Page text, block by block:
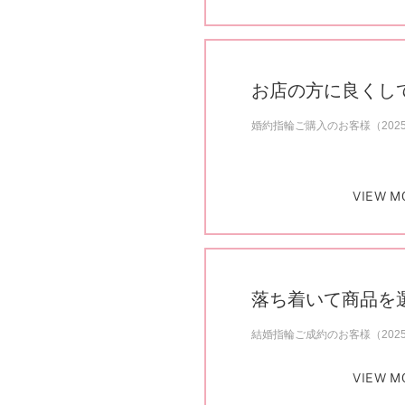
お店の方に良くし
婚約指輪ご購入のお客様（
VIEW
落ち着いて商品を
結婚指輪ご成約のお客様（
VIEW